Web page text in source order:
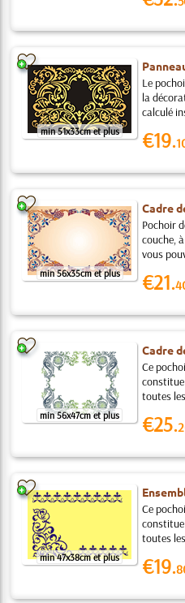
min 51x33cm et plus
Le
la
calculé
€19.
min 56x35cm et plus
Cadre
Pochoir
couche,
vous
€21.
min 56x47cm et plus
Cadre
Ce
toutes
€25.
min 47x38cm et plus
Ce
toutes
€19.